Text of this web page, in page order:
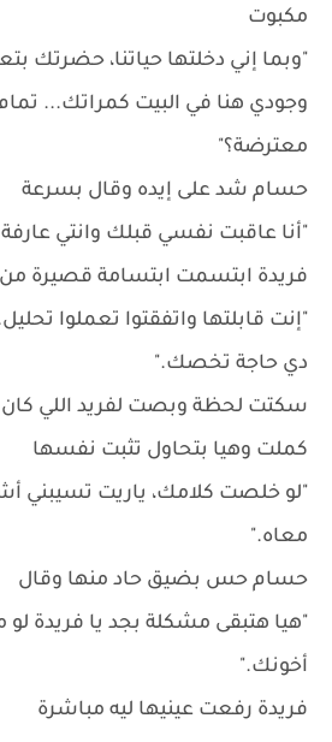
مكبوت
"وبما إني دخلتها حياتنا، حضرتك
وجودي هنا في البيت كمراتك...
معترضة؟"
حسام شد على إيده وقال بسرعة
"أنا عاقبت نفسي قبلك وانتي
فريدة ابتسمت ابتسامة قصيرة من
"إنت قابلتها واتفقتوا تعملوا
دي حاجة تخصك."
سكتت لحظة وبصت لفريد اللي
كملت وهيا بتحاول تثبت نفسها
"لو خلصت كلامك، ياريت تسيبني
معاه."
حسام حس بضيق حاد منها وقال
"هيا هتبقى مشكلة بجد يا فريدة
أخونك."
فريدة رفعت عينيها ليه مباشرة